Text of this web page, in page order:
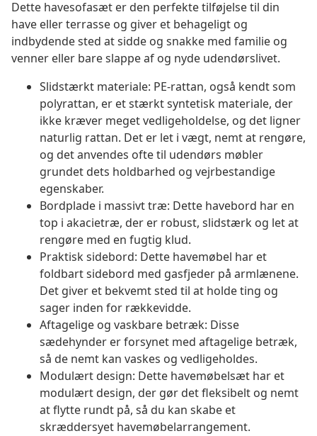
Dette havesofasæt er den perfekte tilføjelse til din
have eller terrasse og giver et behageligt og
indbydende sted at sidde og snakke med familie og
venner eller bare slappe af og nyde udendørslivet.
Slidstærkt materiale: PE-rattan, også kendt som
polyrattan, er et stærkt syntetisk materiale, der
ikke kræver meget vedligeholdelse, og det ligner
naturlig rattan. Det er let i vægt, nemt at rengøre,
og det anvendes ofte til udendørs møbler
grundet dets holdbarhed og vejrbestandige
egenskaber.
Bordplade i massivt træ: Dette havebord har en
top i akacietræ, der er robust, slidstærk og let at
rengøre med en fugtig klud.
Praktisk sidebord: Dette havemøbel har et
foldbart sidebord med gasfjeder på armlænene.
Det giver et bekvemt sted til at holde ting og
sager inden for rækkevidde.
Aftagelige og vaskbare betræk: Disse
sædehynder er forsynet med aftagelige betræk,
så de nemt kan vaskes og vedligeholdes.
Modulært design: Dette havemøbelsæt har et
modulært design, der gør det fleksibelt og nemt
at flytte rundt på, så du kan skabe et
skræddersyet havemøbelarrangement.